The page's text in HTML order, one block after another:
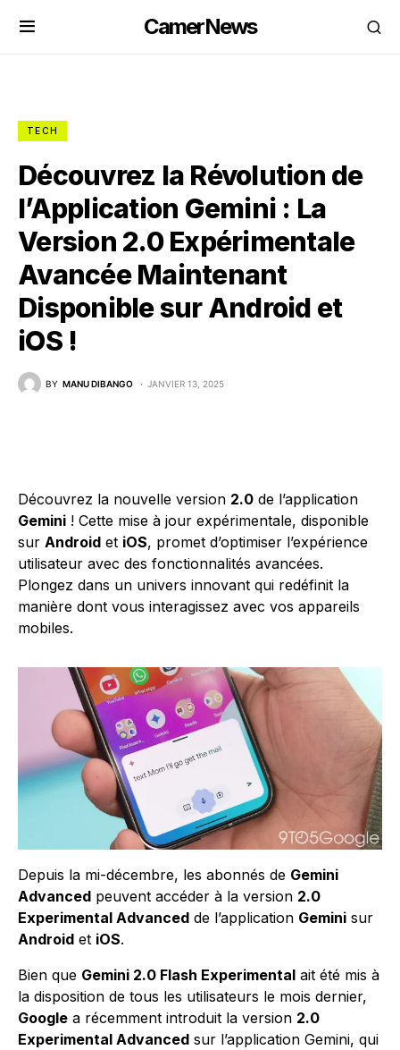
CamerNews
TECH
Découvrez la Révolution de
l’Application Gemini : La
Version 2.0 Expérimentale
Avancée Maintenant
Disponible sur Android et
iOS !
BY MANU DIBANGO JANVIER 13, 2025
Découvrez la nouvelle version 2.0 de l’application
Gemini ! Cette mise à jour expérimentale, disponible
sur Android et iOS, promet d’optimiser l’expérience
utilisateur avec des fonctionnalités avancées.
Plongez dans un univers innovant qui redéfinit la
manière dont vous interagissez avec vos appareils
mobiles.
Depuis la mi-décembre, les abonnés de Gemini
Advanced peuvent accéder à la version 2.0
Experimental Advanced de l’application Gemini sur
Android et iOS.
Bien que Gemini 2.0 Flash Experimental ait été mis à
la disposition de tous les utilisateurs le mois dernier,
Google a récemment introduit la version 2.0
Experimental Advanced sur l’application Gemini, qui